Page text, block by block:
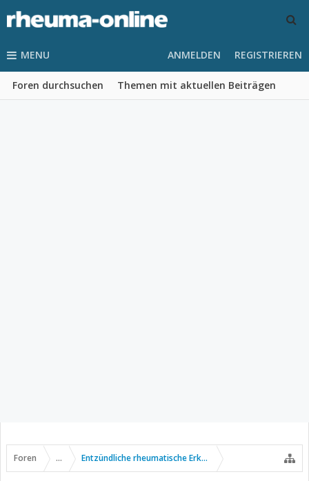
MENU
Foren durchsuchen Themen mit aktuellen Beiträgen
ANMELDEN REGISTRIEREN
Foren ... Entzündliche rheumatische Erkrankungen